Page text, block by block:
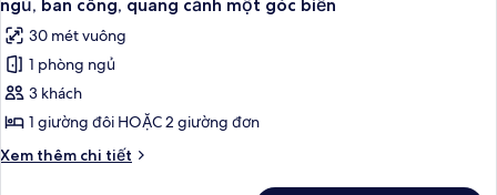
phòng
ngủ,
ban
công,
quang
cảnh
giường
đơn
phong
cách
cổ
điển,
phòng
cả
ảnh
Phòng
đôi
hoặc
2
ngủ, ban công, quang cảnh một góc biển
30 mét vuông
1 phòng ngủ
3 khách
1 giường đôi HOẶC 2 giường đơn
Xem thêm chi tiết
Chi